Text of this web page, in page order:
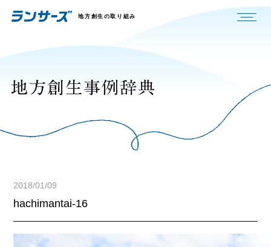
地方創生の取り組み
2018/01/09
hachimantai-16